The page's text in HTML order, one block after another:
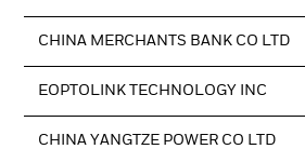
CHINA MERCHANTS BANK CO LTD
EOPTOLINK TECHNOLOGY INC
CHINA YANGTZE POWER CO LTD